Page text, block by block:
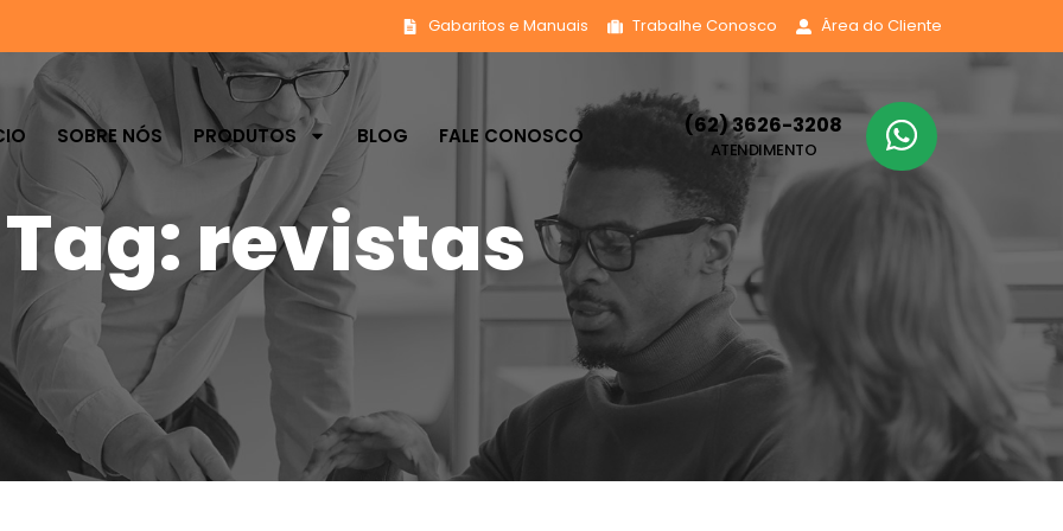
Gabaritos e Manuais Trabalhe Conosco Área do Cliente
SOBRE NÓS PRODUTOS BLOG FALE CONOSCO (62) 3626-3208
ATENDIMENTO
Tag: revistas